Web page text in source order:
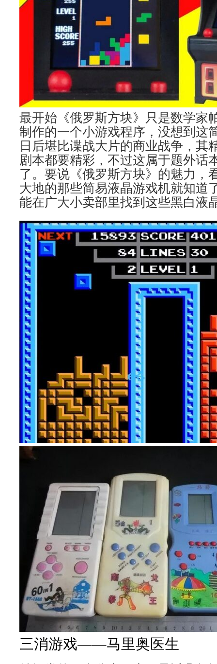
最开始《俄罗斯方块》只是数学家
制作的一个小游戏程序，没想到这
日后堪比谍战大片的商业战争，其
剧本都要精彩，不过这属于题外话
了。要说《俄罗斯方块》的魅力，
大地的那些简易液晶游戏机就知道
能在广大小卖部里找到这些黑白液
三消游戏——马里奥医生